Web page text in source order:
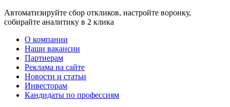
Автоматизируйте сбор откликов, настройте воронку,
собирайте аналитику в 2 клика
О компании
Наши вакансии
Партнерам
Реклама на сайте
Новости и статьи
Инвесторам
Кандидаты по профессиям